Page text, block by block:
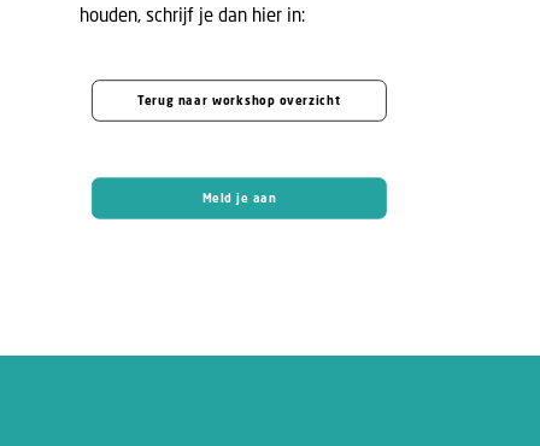
houden, schrijf je dan hier in:
Terug naar workshop overzicht
Meld je aan